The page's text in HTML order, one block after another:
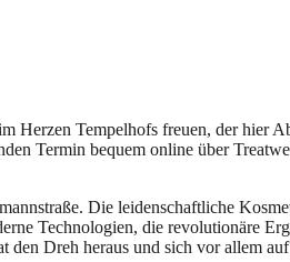
Herzen Tempelhofs freuen, der hier
Termin bequem online über
Die leidenschaftliche
Technologien, die revolutionäre
Dreh heraus und sich vor allem